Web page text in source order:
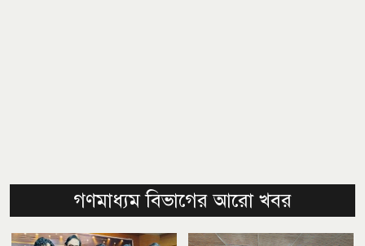
গণমাধ্যম বিভাগের আরো খবর